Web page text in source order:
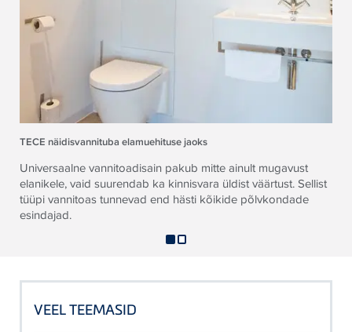
TECE näidisvannituba elamuehituse jaoks
Universaalne vannitoadisain pakub mitte ainult mugavust
elanikele, vaid suurendab ka kinnisvara üldist väärtust. Sellist
tüüpi vannitoas tunnevad end hästi kõikide põlvkondade
esindajad.
VEEL TEEMASID